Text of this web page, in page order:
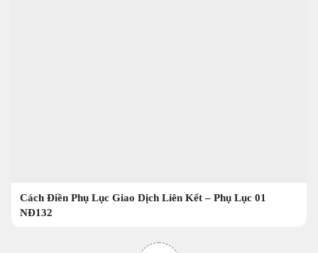
Cách Điền Phụ Lục Giao Dịch Liên Kết – Phụ Lục 01
NĐ132